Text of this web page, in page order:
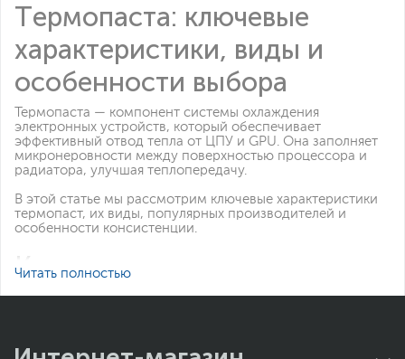
Термопаста: ключевые
характеристики, виды и
особенности выбора
Термопаста — компонент системы охлаждения
электронных устройств, который обеспечивает
эффективный отвод тепла от ЦПУ и GPU. Она заполняет
микронеровности между поверхностью процессора и
радиатора, улучшая теплопередачу.
В этой статье мы рассмотрим ключевые характеристики
термопаст, их виды, популярных производителей и
особенности консистенции.
Ключевые характеристики
термопаст
Читать полностью